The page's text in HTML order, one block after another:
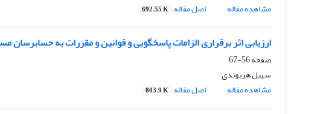
مشاهده مقاله
اصل مقاله 692.55 K
ارزیابی اثر برقراری الزامات پاسخگویی و قوانین و مقررات به حسابرسان
صفحه56-67
سهیل هریوندی
مشاهده مقاله
اصل مقاله 803.9 K